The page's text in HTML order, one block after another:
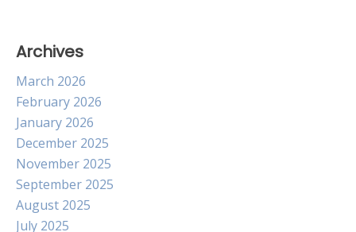
Archives
March 2026
February 2026
January 2026
December 2025
November 2025
September 2025
August 2025
July 2025